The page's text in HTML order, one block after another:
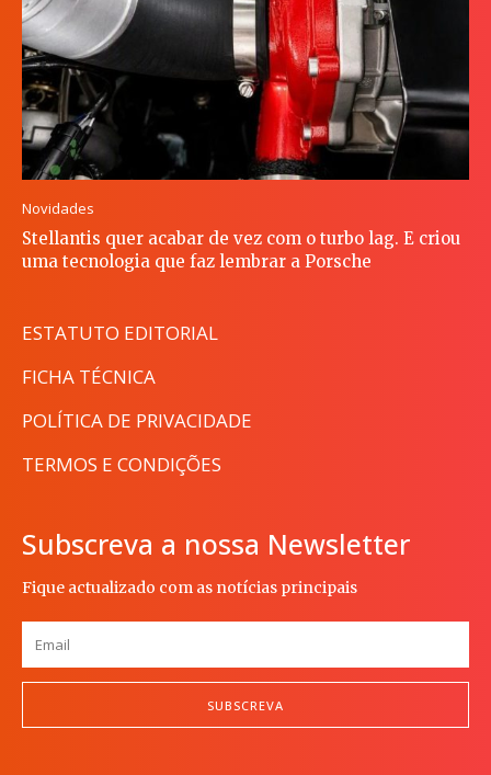
Novidades
Stellantis quer acabar de vez com o turbo lag. E criou
uma tecnologia que faz lembrar a Porsche
ESTATUTO EDITORIAL
FICHA TÉCNICA
POLÍTICA DE PRIVACIDADE
TERMOS E CONDIÇÕES
Subscreva a nossa Newsletter
Fique actualizado com as notícias principais
SUBSCREVA